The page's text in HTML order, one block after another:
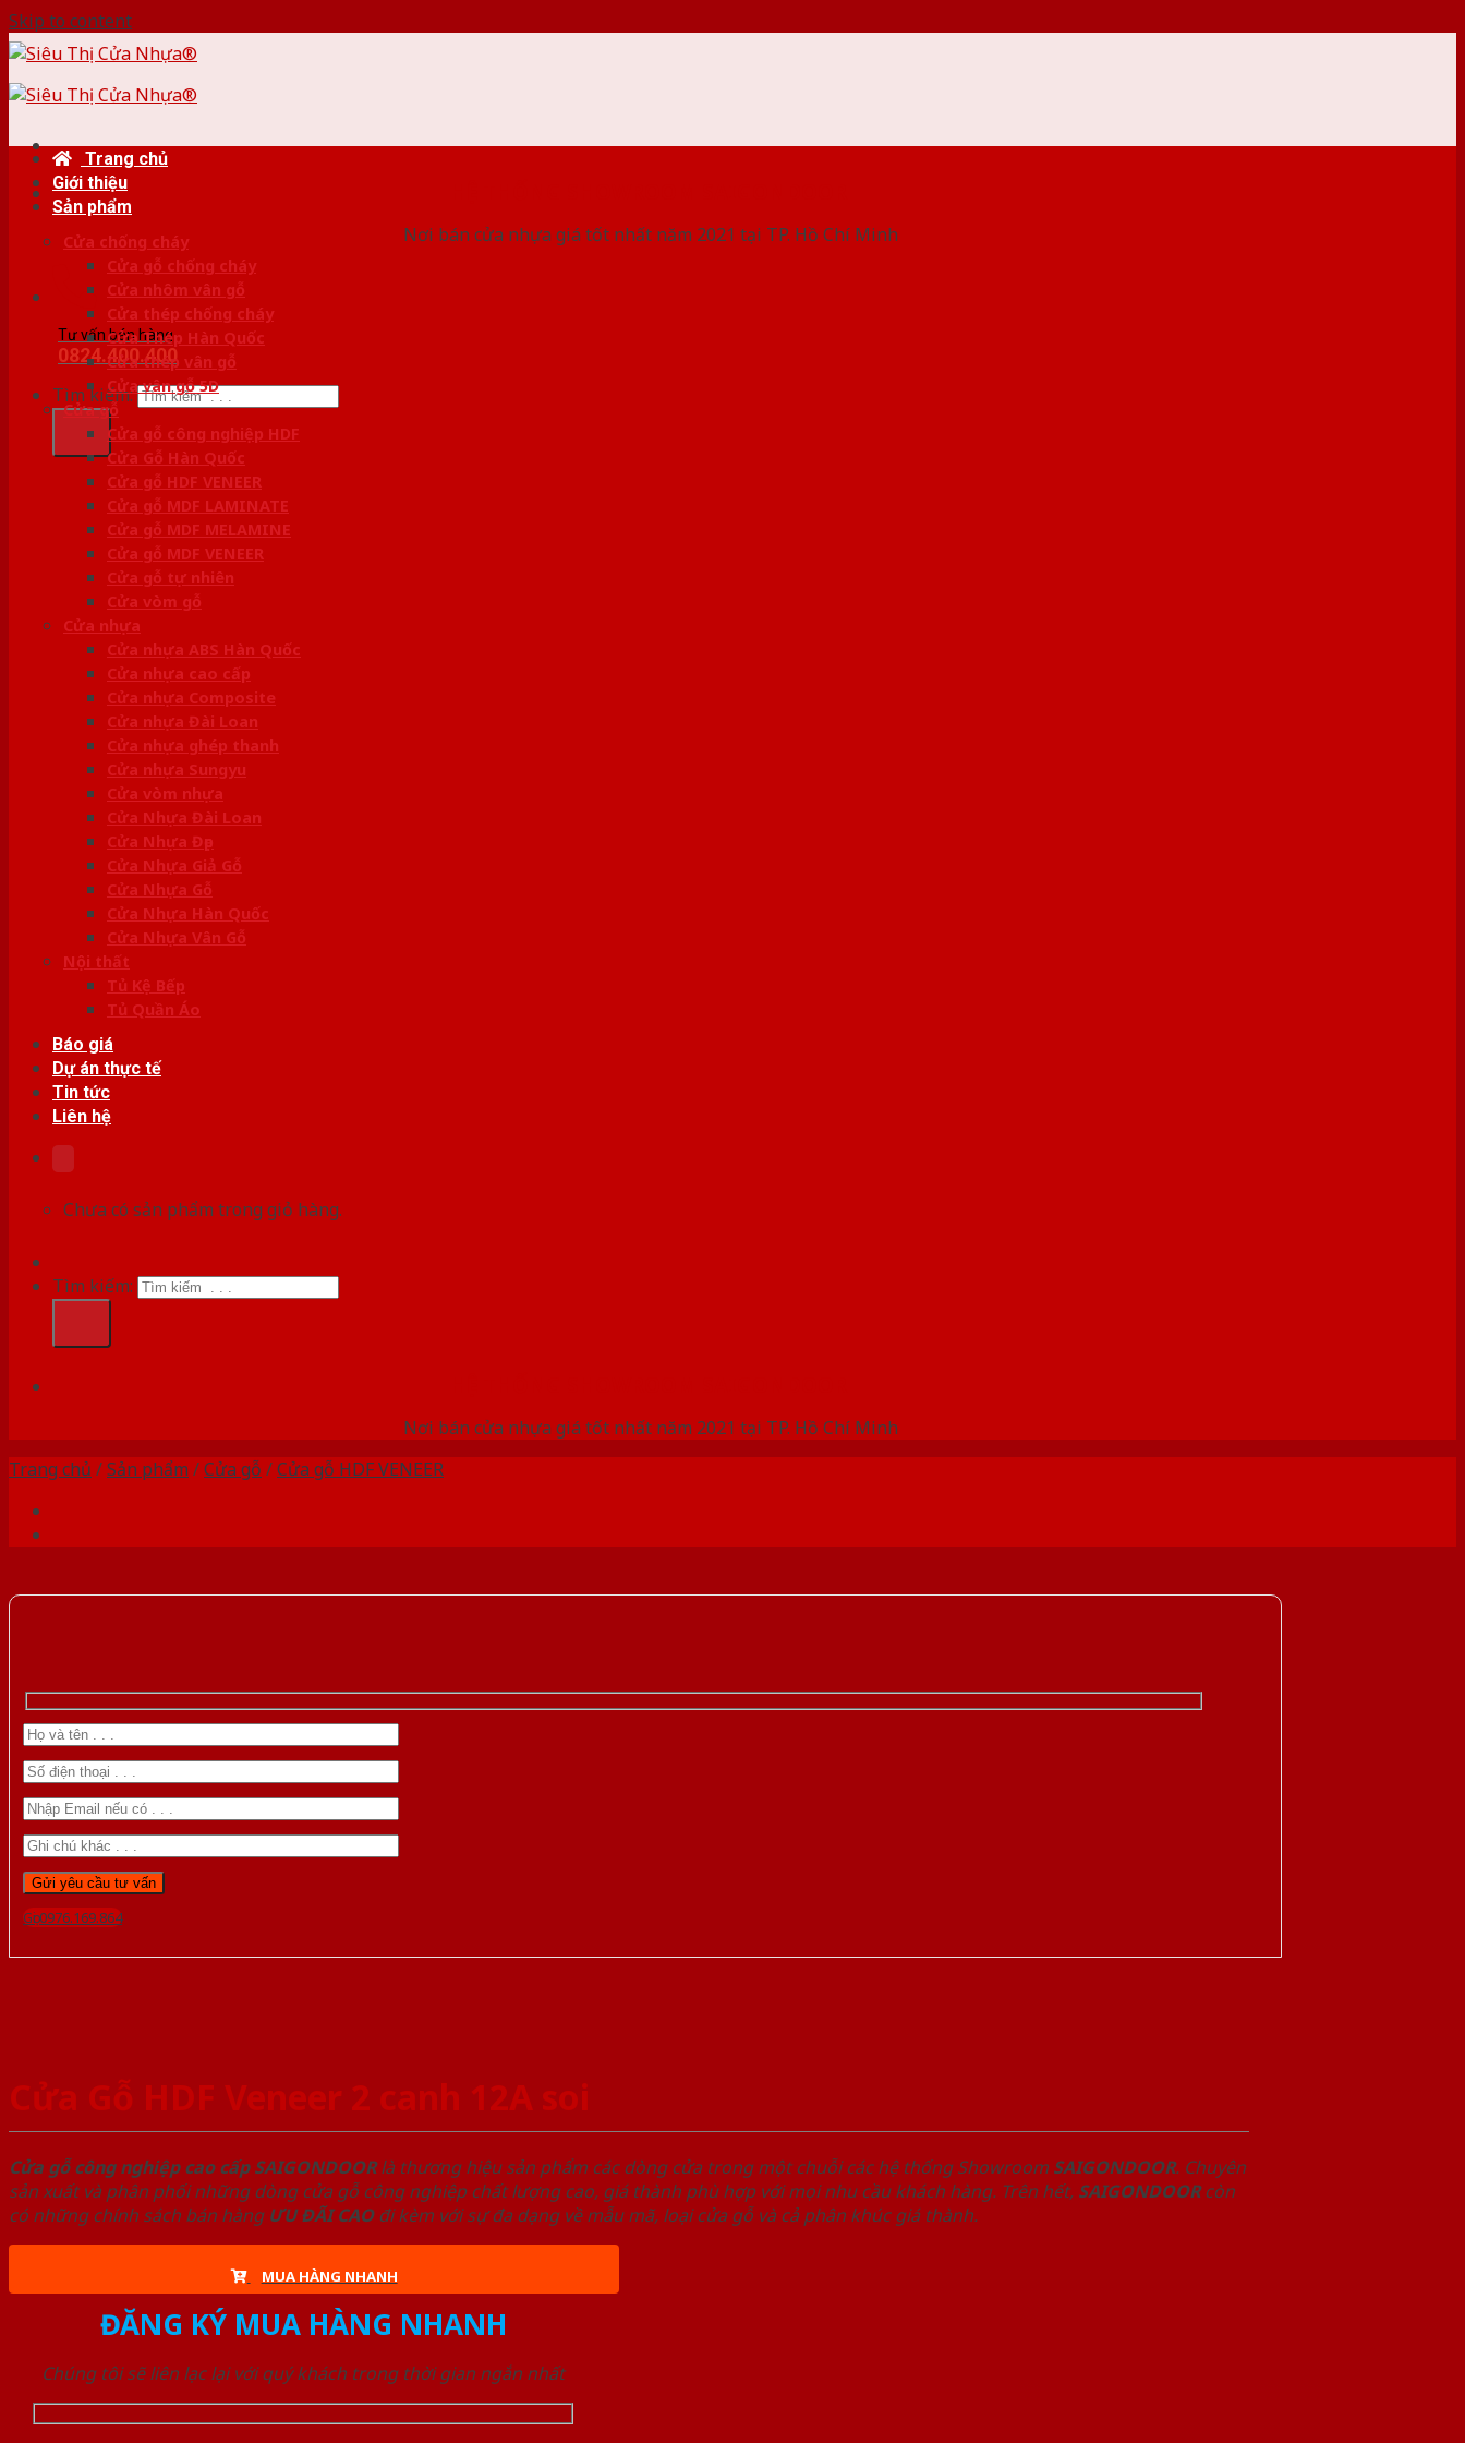
Skip to content
Nơi bán cửa nhựa giá tốt nhất năm 2021 tại TP. Hồ Chí Minh
Tư vấn bán hàng
0824.400.400
Tìm kiếm:
Trang chủ
Giới thiệu
Sản phẩm
Cửa chống cháy
Cửa gỗ chống cháy
Cửa nhôm vân gỗ
Cửa thép chống cháy
Cửa Thép Hàn Quốc
Cửa thép vân gỗ
Cửa vân gỗ 5D
Cửa gỗ
Cửa gỗ công nghiệp HDF
Cửa Gỗ Hàn Quốc
Cửa gỗ HDF VENEER
Cửa gỗ MDF LAMINATE
Cửa gỗ MDF MELAMINE
Cửa gỗ MDF VENEER
Cửa gỗ tự nhiên
Cửa vòm gỗ
Cửa nhựa
Cửa nhựa ABS Hàn Quốc
Cửa nhựa cao cấp
Cửa nhựa Composite
Cửa nhựa Đài Loan
Cửa nhựa ghép thanh
Cửa nhựa Sungyu
Cửa vòm nhựa
Cửa Nhựa Đài Loan
Cửa Nhựa Đẹp
Cửa Nhựa Giả Gỗ
Cửa Nhựa Gỗ
Cửa Nhựa Hàn Quốc
Cửa Nhựa Vân Gỗ
Nội thất
Tủ Kệ Bếp
Tủ Quần Áo
Báo giá
Dự án thực tế
Tin tức
Liên hệ
Chưa có sản phẩm trong giỏ hàng.
Tìm kiếm:
Nơi bán cửa nhựa giá tốt nhất năm 2021 tại TP. Hồ Chí Minh
Trang chủ /Sản phẩm /Cửa gỗ /Cửa gỗ HDF VENEER
Gọi 0976.169.864
Cửa Gỗ HDF Veneer 2 canh 12A soi
Cửa gỗ công nghiệp cao cấp SAIGONDOORlà thương hiệu sản phẩm các dòng cửa trong một chuỗi các hệ thống Showroom SAIGONDOOR. Chuyên
sản xuất và phân phối những dòng cửa gỗ công nghiệp chất lượng cao, giá thành phù hợp với mọi nhu cầu khách hàng. Trên hết, SAIGONDOORcòn
có những chính sách bán hàng ƯU ĐÃI CAOđi kèm với sự đa dạng về mẫu mã, loại cửa gỗ và cả phân khúc giá thành.
MUA HÀNG NHANH
ĐĂNG KÝ MUA HÀNG NHANH
Chúng tôi sẽ liên lạc lại với quý khách trong thời gian ngắn nhất